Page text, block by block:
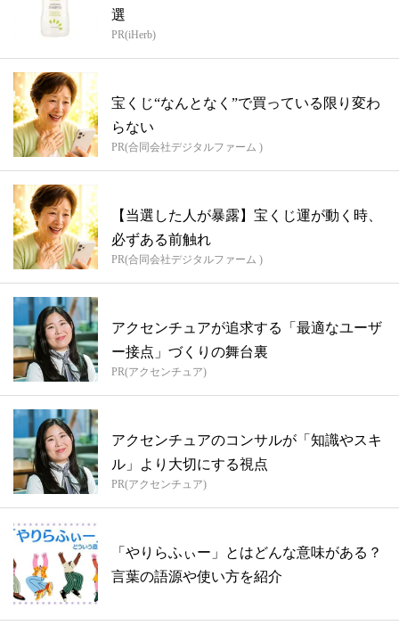
選
PR(iHerb)
宝くじ“なんとなく”で買っている限り変わ
らない
PR(合同会社デジタルファーム )
【当選した人が暴露】宝くじ運が動く時、
必ずある前触れ
PR(合同会社デジタルファーム )
アクセンチュアが追求する「最適なユーザ
ー接点」づくりの舞台裏
PR(アクセンチュア)
アクセンチュアのコンサルが「知識やスキ
ル」より大切にする視点
PR(アクセンチュア)
「やりらふぃー」とはどんな意味がある？
言葉の語源や使い方を紹介